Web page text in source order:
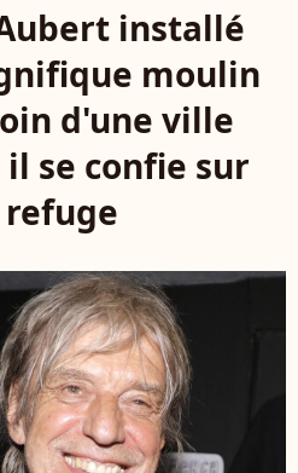
installé
moulin
d'une ville
se confie sur
refuge